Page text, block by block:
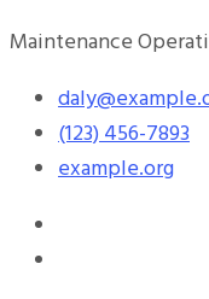
Maintenance
(123) 456-7893
example.org